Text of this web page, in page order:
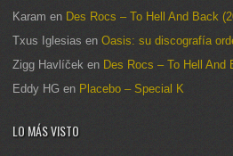
Karam en Des Rocs – To Hell And Back
Txus Iglesias en Oasis: su discografía
Zigg Havlíček en Des Rocs – To Hell And
Eddy HG en Placebo – Special K
LO MÁS VISTO